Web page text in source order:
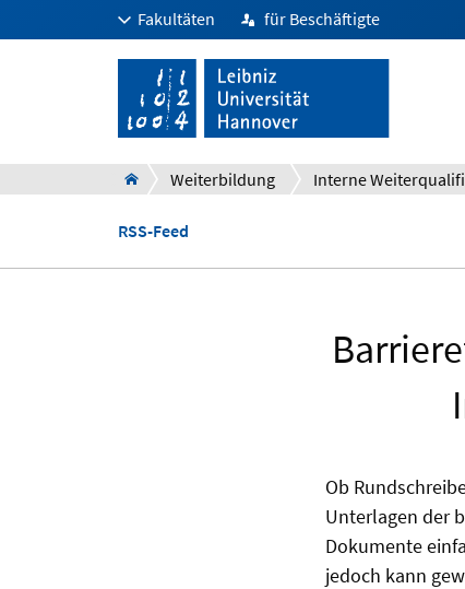
Fakultäten für Beschäftigte
Weiterbildung
RSS-Feed
Ob
Unterlagen der
Dokumente
jedoch kann